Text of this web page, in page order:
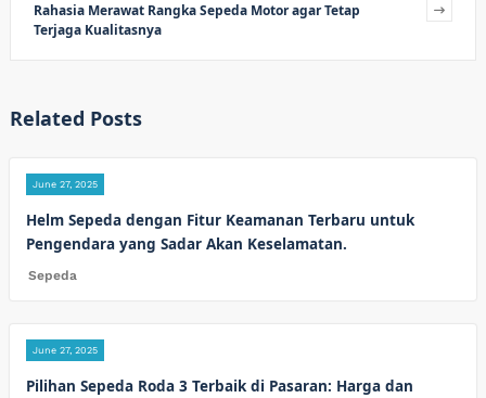
Rahasia Merawat Rangka Sepeda Motor agar Tetap
Terjaga Kualitasnya
Related Posts
June 27, 2025
Helm Sepeda dengan Fitur Keamanan Terbaru untuk
Pengendara yang Sadar Akan Keselamatan.
Sepeda
June 27, 2025
Pilihan Sepeda Roda 3 Terbaik di Pasaran: Harga dan